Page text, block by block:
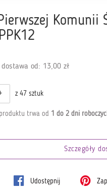
Komunii
dostawa od: 13,00 zł
z 47 sztuk
trwa od 1 do 2 dni
Szczegóły
Udostępnij